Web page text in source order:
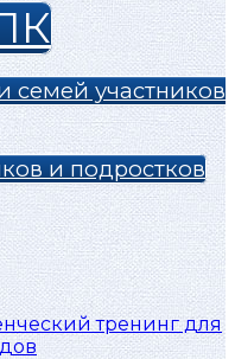
участников
и подростков
тренинг для